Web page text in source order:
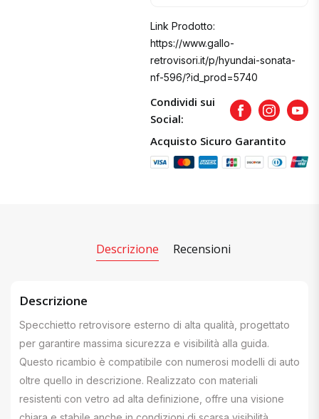
Link Prodotto:
https://www.gallo-
retrovisori.it/p/hyundai-sonata-
nf-596/?id_prod=5740
Condividi sui
Social:
FacebookInstagram
Acquisto Sicuro Garantito
Descrizione Recensioni
Descrizione
Specchietto retrovisore esterno di alta qualità, progettato
per garantire massima sicurezza e visibilità alla guida.
Questo ricambio è compatibile con numerosi modelli di auto
oltre quello in descrizione. Realizzato con materiali
resistenti con vetro ad alta definizione, offre una visione